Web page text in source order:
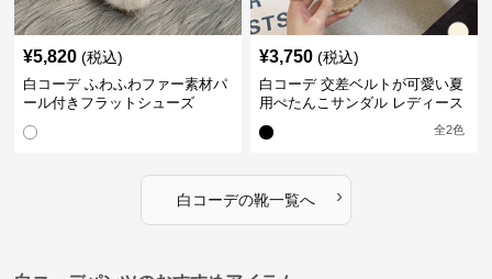
¥5,820 (税込)
白コーデ ふわふわファー素材パ
ール付きフラットシューズ
¥3,750 (税込)
白コーデ 交差ベルトが可愛い夏
用ぺたんこサンダル レディース
全2色
白コーデの靴一覧へ ›